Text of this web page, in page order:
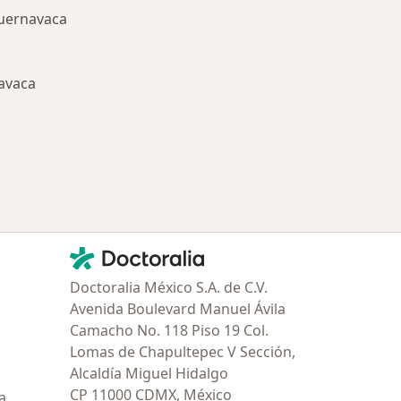
Contacto
Doctoralia - Página de inicio
Doctoralia México S.A. de C.V.
Avenida Boulevard Manuel Ávila
Camacho No. 118 Piso 19 Col.
Lomas de Chapultepec V Sección,
Alcaldía Miguel Hidalgo
CP 11000 CDMX, México